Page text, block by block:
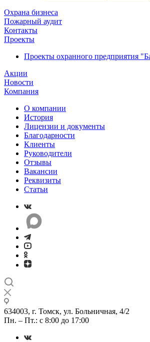
Охрана бизнеса
Пожарный аудит
Контакты
Проекты
Проекты охранного предприятия
Акции
Новости
Компания
О компании
История
Лицензии и документы
Благодарности
Клиенты
Руководители
Отзывы
Вакансии
Реквизиты
Статьи
634003, г. Томск, ул. Больничная, 4/2
Пн. – Пт.: с 8:00 до 17:00